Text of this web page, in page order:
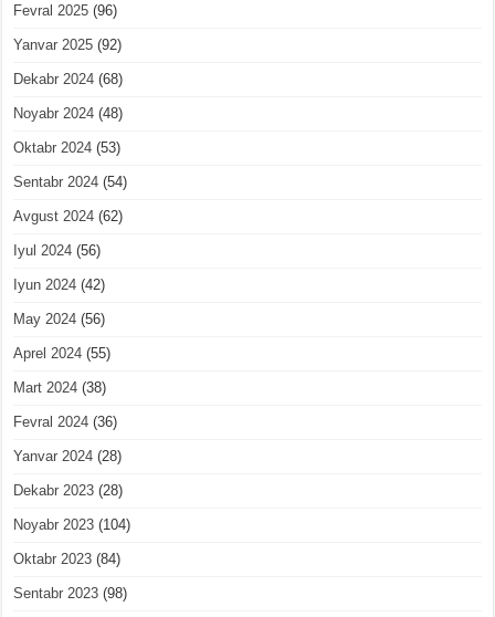
Fevral 2025 (96)
Yanvar 2025 (92)
Dekabr 2024 (68)
Noyabr 2024 (48)
Oktabr 2024 (53)
Sentabr 2024 (54)
Avgust 2024 (62)
Iyul 2024 (56)
Iyun 2024 (42)
May 2024 (56)
Aprel 2024 (55)
Mart 2024 (38)
Fevral 2024 (36)
Yanvar 2024 (28)
Dekabr 2023 (28)
Noyabr 2023 (104)
Oktabr 2023 (84)
Sentabr 2023 (98)